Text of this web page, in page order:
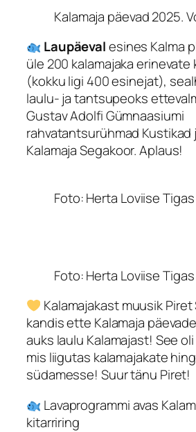
Kalamaja päevad 2025.
Laupäevalesines Kalma
üle 200 kalamajaka
(kokku ligi 400 esinejat),
laulu- ja tantsupeoks
Gustav Adolfi Gümnaasiumi
rahvatantsurühmad Kustikad
Kalamaja Segakoor. Aplaus!
Foto: Herta Loviise Tigas
Foto: Herta Loviise Tigas
Kalamajakast muusik Piret
kandis ette Kalamaja
auks laulu Kalamajast! See
mis liigutas kalamajakate
südamesse! Suur tänu Piret!
Lavaprogrammi avas
kitarriring